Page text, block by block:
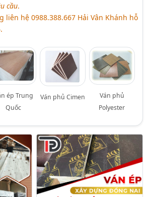
cầu.
liên hệ 0988.388.667 Hải Vân Khánh hỗ
ép Trung
Quốc
Ván phủ Cimen
Ván phủ
Polyester